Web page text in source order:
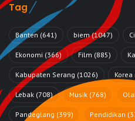
Tag
Banten (641) biem(1047)
Ekonomi (366) Film (885)
Kabupaten Serang (1026) Korea
Lebak (708) Musik (768)
Pandeglang (399) Pendidikan